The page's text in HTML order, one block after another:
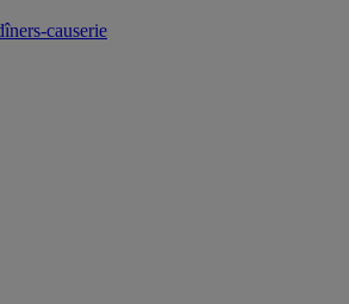
causerie